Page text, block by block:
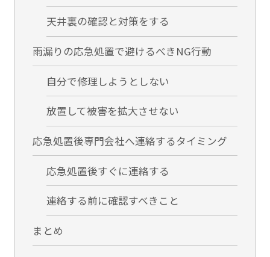
天井裏の確認と対策をする
雨漏りの応急処置で避けるべきNG行動
自分で修理しようとしない
放置して被害を拡大させない
応急処置後専門会社へ連絡するタイミング
応急処置後すぐに連絡する
連絡する前に確認すべきこと
まとめ